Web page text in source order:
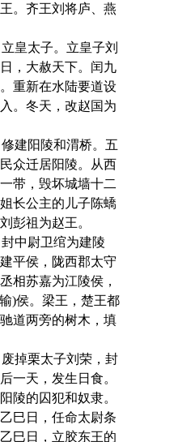
。齐王刘将庐、燕
皇太子。立皇子刘
，大赦天下。闰九
重新在水陆要道设
。冬天，改赵国为
建阳陵和渭桥。五
众迁居阳陵。从西
带，毁坏城墙十二
长公主的儿子陈蟜
彭祖为赵王。
中尉卫绾为建陵
平侯，陇西郡太守
相苏嘉为江陵侯，
输)侯。梁王，楚王都
道两旁的树木，填
掉栗太子刘荣，封
一天，发生日食。
陵的囚犯和奴隶。
巳日，任命太尉条
巳日，立胶东王的